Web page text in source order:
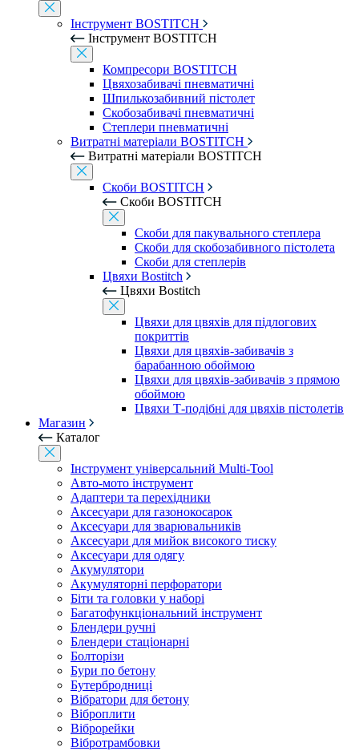
Інструмент BOSTITCH
Інструмент BOSTITCH
Компресори BOSTITCH
Цвяхозабивачі пневматичні
Шпилькозабивний пістолет
Скобозабивачі пневматичні
Степлери пневматичні
Витратні матеріали BOSTITCH
Витратні матеріали BOSTITCH
Скоби BOSTITCH
Скоби BOSTITCH
Скоби для пакувального степлера
Скоби для скобозабивного пістолета
Скоби для степлерів
Цвяхи Bostitch
Цвяхи Bostitch
Цвяхи для цвяхів для підлогових
покриттів
Цвяхи для цвяхів-забивачів з
барабанною обоймою
Цвяхи для цвяхів-забивачів з прямою
обоймою
Цвяхи Т-подібні для цвяхів пістолетів
Магазин
Каталог
Інструмент універсальний Multi-Tool
Авто-мото інструмент
Адаптери та перехідники
Аксесуари для газонокосарок
Аксесуари для зварювальників
Аксесуари для мийок високого тиску
Аксесуари для одягу
Акумулятори
Акумуляторні перфоратори
Біти та головки у наборі
Багатофункціональний інструмент
Блендери ручні
Блендери стаціонарні
Болторізи
Бури по бетону
Бутербродниці
Вібратори для бетону
Віброплити
Віброрейки
Вібротрамбовки